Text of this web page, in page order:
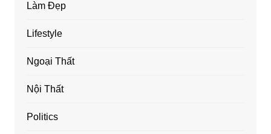
Làm Đẹp
Lifestyle
Ngoại Thất
Nội Thất
Politics